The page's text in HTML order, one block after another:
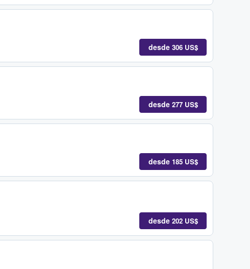
desde 306 US$
desde 277 US$
desde 185 US$
desde 202 US$